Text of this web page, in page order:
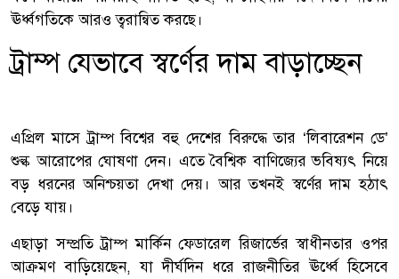
ঊর্ধ্বগতিকে আরও ত্বরান্বিত করছে।
ট্রাম্প যেভাবে স্বর্ণের দাম বাড়াচ্ছেন
এপ্রিল মাসে ট্রাম্প বিশ্বের বহু দেশের বিরুদ্ধে তার ‘লিবারেশন ডে’
শুল্ক আরোপের ঘোষণা দেন। এতে বৈশ্বিক বাণিজ্যের ভবিষ্যৎ নিয়ে
বড় ধরনের অনিশ্চয়তা দেখা দেয়। আর তখনই স্বর্ণের দাম হঠাৎ
বেড়ে যায়।
এছাড়া সম্প্রতি ট্রাম্প মার্কিন ফেডারেল রিজার্ভের স্বাধীনতার ওপর
আক্রমণ বাড়িয়েছেন, যা দীর্ঘদিন ধরে রাজনীতির ঊর্ধ্বে হিসেবে